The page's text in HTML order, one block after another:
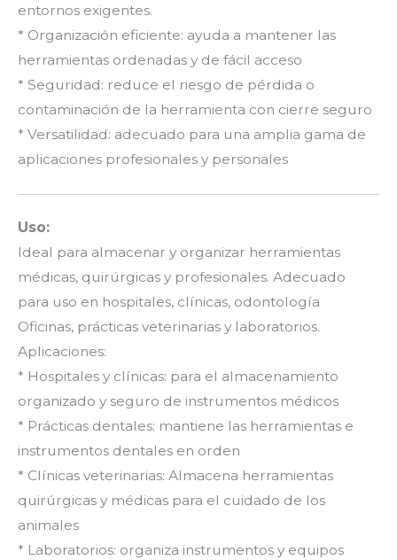
entornos exigentes.
* Organización eficiente: ayuda a mantener las
herramientas ordenadas y de fácil acceso
* Seguridad: reduce el riesgo de pérdida o
contaminación de la herramienta con cierre seguro
* Versatilidad: adecuado para una amplia gama de
aplicaciones profesionales y personales
Uso:
Ideal para almacenar y organizar herramientas
médicas, quirúrgicas y profesionales. Adecuado
para uso en hospitales, clínicas, odontología
Oficinas, prácticas veterinarias y laboratorios.
Aplicaciones:
* Hospitales y clínicas: para el almacenamiento
organizado y seguro de instrumentos médicos
* Prácticas dentales: mantiene las herramientas e
instrumentos dentales en orden
* Clínicas veterinarias: Almacena herramientas
quirúrgicas y médicas para el cuidado de los
animales
* Laboratorios: organiza instrumentos y equipos